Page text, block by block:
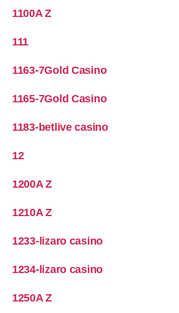
1100A Z
111
1163-7Gold Casino
1165-7Gold Casino
1183-betlive casino
12
1200A Z
1210A Z
1233-lizaro casino
1234-lizaro casino
1250A Z